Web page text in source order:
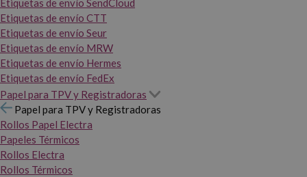
Etiquetas de envío SendCloud
Etiquetas de envío CTT
Etiquetas de envío Seur
Etiquetas de envío MRW
Etiquetas de envío Hermes
Etiquetas de envío FedEx
Papel para TPV y Registradoras
Papel para TPV y Registradoras
Rollos Papel Electra
Papeles Térmicos
Rollos Electra
Rollos Térmicos